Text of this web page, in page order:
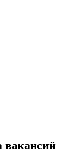
вакансий